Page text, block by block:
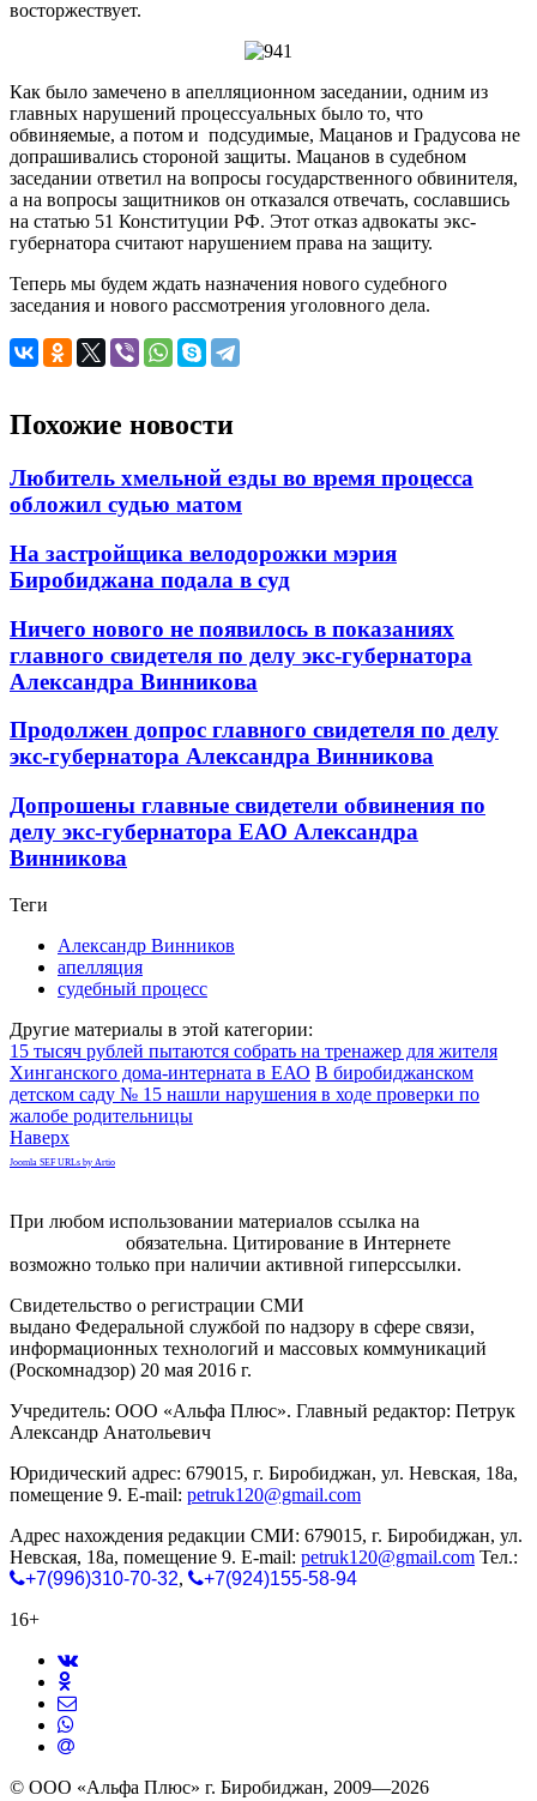
восторжествует.
Как было замечено в апелляционном заседании, одним из
главных нарушений процессуальных было то, что
обвиняемые, а потом и подсудимые, Мацанов и Градусова не
допрашивались стороной защиты. Мацанов в судебном
заседании ответил на вопросы государственного обвинителя,
а на вопросы защитников он отказался отвечать, сославшись
на статью 51 Конституции РФ. Этот отказ адвокаты экс-
губернатора считают нарушением права на защиту.
Теперь мы будем ждать назначения нового судебного
заседания и нового рассмотрения уголовного дела.
Похожие новости
Любитель хмельной езды во время процесса
обложил судью матом
На застройщика велодорожки мэрия
Биробиджана подала в суд
Ничего нового не появилось в показаниях
главного свидетеля по делу экс-губернатора
Александра Винникова
Продолжен допрос главного свидетеля по делу
экс-губернатора Александра Винникова
Допрошены главные свидетели обвинения по
делу экс-губернатора ЕАО Александра
Винникова
Теги
Александр Винников
апелляция
судебный процесс
Другие материалы в этой категории:
15 тысяч рублей пытаются собрать на тренажер для жителя
Хинганского дома-интерната в ЕАО В биробиджанском
детском саду № 15 нашли нарушения в ходе проверки по
жалобе родительницы
Наверх
Joomla SEF URLs by Artio
При любом использовании материалов ссылка на
обязательна. Цитирование в Интернете
возможно только при наличии активной гиперссылки.
Свидетельство о регистрации СМИ
выдано Федеральной службой по надзору в сфере связи,
информационных технологий и массовых коммуникаций
(Роскомнадзор) 20 мая 2016 г.
Учредитель: ООО «Альфа Плюс». Главный редактор: Петрук
Александр Анатольевич
Юридический адрес: 679015, г. Биробиджан, ул. Невская, 18а,
помещение 9. E-mail: petruk120@gmail.com
Адрес нахождения редакции СМИ: 679015, г. Биробиджан, ул.
Невская, 18а, помещение 9. E-mail: petruk120@gmail.com Тел.:
+7(996)310-70-32,
+7(924)155-58-94
16+
© ООО «Альфа Плюс» г. Биробиджан, 2009—2026